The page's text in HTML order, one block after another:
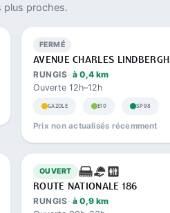
plus proches.
FERMÉ
AVENUE CHARLES LINDBERGH
RUNGIS à 0,4 km
Ouverte 12h–12h
GAZOLE E10 SP98
Prix non actualisés récemment
OUVERT
ROUTE NATIONALE 186
RUNGIS à 0,9 km